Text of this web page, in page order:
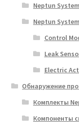
Neptun
Neptun
Control
Leak
Electric
Обнаружение
Комплекты
Компоненты